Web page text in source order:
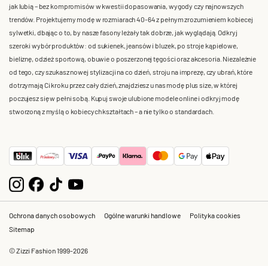
jak lubią – bez kompromisów w kwestii dopasowania, wygody czy najnowszych
trendów. Projektujemy modę w rozmiarach 40-64 z pełnym zrozumieniem kobiecej
sylwetki, dbając o to, by nasze fasony leżały tak dobrze, jak wyglądają. Odkryj
szeroki wybór produktów: od sukienek, jeansów i bluzek, po stroje kąpielowe,
bieliznę, odzież sportową, obuwie o poszerzonej tęgości oraz akcesoria. Niezależnie
od tego, czy szukasz nowej stylizacji na co dzień, stroju na imprezę, czy ubrań, które
dotrzymają Ci kroku przez cały dzień, znajdziesz u nas modę plus size, w której
poczujesz się w pełni sobą. Kupuj swoje ulubione modele online i odkryj modę
stworzoną z myślą o kobiecych kształtach – a nie tylko o standardach.
Ochrona danych osobowych Ogólne warunki handlowe
Polityka cookies
Sitemap
© Zizzi Fashion 1999-2026